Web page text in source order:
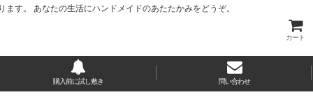
す。 あなたの生活にハンドメイドのあたたかみをどうぞ。
カート
購入前に試し敷き 問い合わせ